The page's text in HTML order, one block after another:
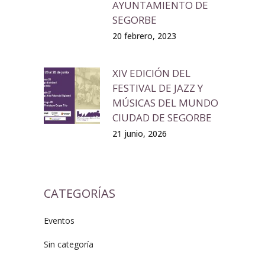
AYUNTAMIENTO DE
SEGORBE
20 febrero, 2023
XIV EDICIÓN DEL
FESTIVAL DE JAZZ Y
MÚSICAS DEL MUNDO
CIUDAD DE SEGORBE
21 junio, 2026
CATEGORÍAS
Eventos
Sin categoría